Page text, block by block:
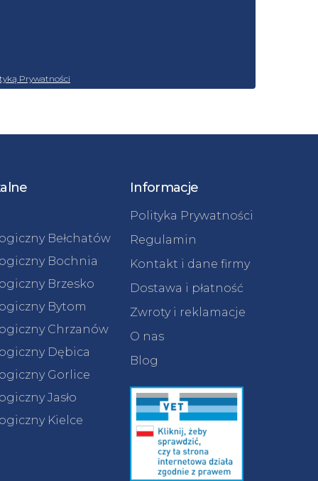
Prywatności
Bełchatów
Bochnia
Brzesko
Bytom
Chrzanów
Dębica
Gorlice
Jasło
Kielce
Informacje
Polityka Prywatności
Regulamin
Kontakt i dane firmy
Dostawa i płatność
Zwroty i reklamacje
O nas
Blog